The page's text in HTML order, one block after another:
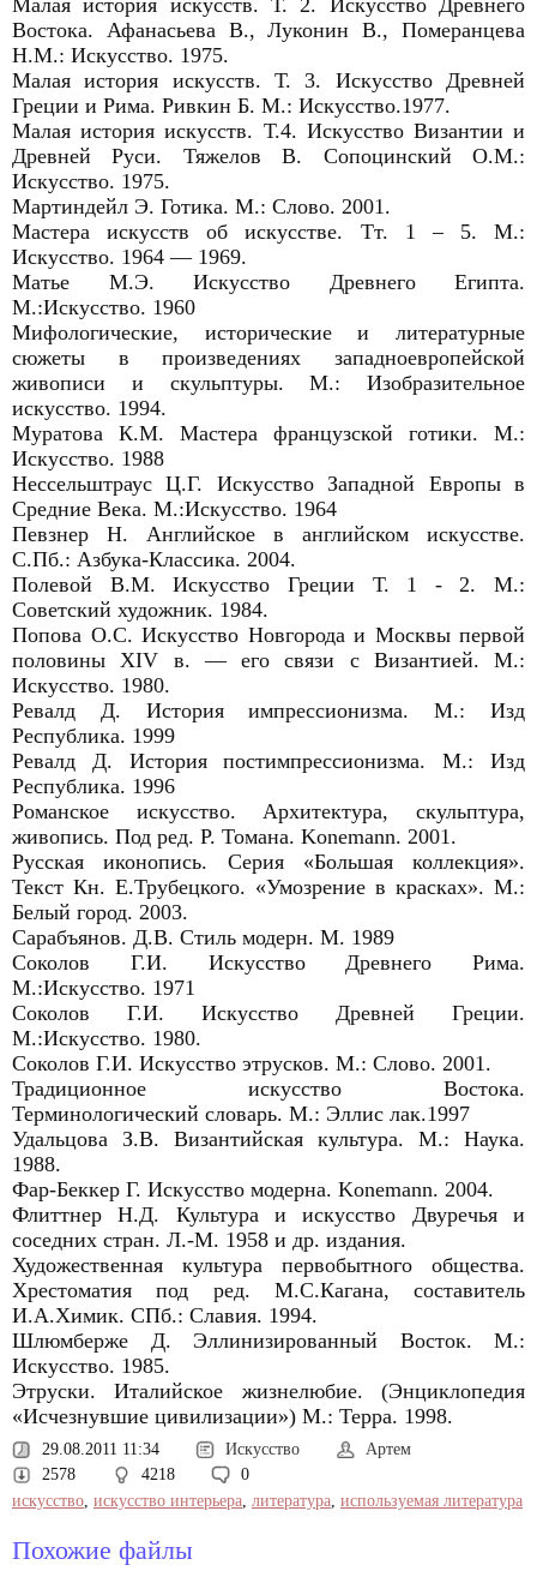
Малая история искусств. Т. 2. Искусство Древнего
Востока. Афанасьева В., Луконин В., Померанцева
Н.М.: Искусство. 1975.
Малая история искусств. Т. 3. Искусство Древней
Греции и Рима. Ривкин Б. М.: Искусство.1977.
Малая история искусств. Т.4. Искусство Византии и
Древней Руси. Тяжелов В. Сопоцинский О.М.:
Искусство. 1975.
Мартиндейл Э. Готика. М.: Слово. 2001.
Мастера искусств об искусстве. Тт. 1 – 5. М.:
Искусство. 1964 ― 1969.
Матье М.Э. Искусство Древнего Египта.
М.:Искусство. 1960
Мифологические, исторические и литературные
сюжеты в произведениях западноевропейской
живописи и скульптуры. М.: Изобразительное
искусство. 1994.
Муратова К.М. Мастера французской готики. М.:
Искусство. 1988
Нессельштраус Ц.Г. Искусство Западной Европы в
Средние Века. М.:Искусство. 1964
Певзнер Н. Английское в английском искусстве.
С.Пб.: Азбука-Классика. 2004.
Полевой В.М. Искусство Греции Т. 1 - 2. М.:
Советский художник. 1984.
Попова О.С. Искусство Новгорода и Москвы первой
половины XIV в. ― его связи с Византией. М.:
Искусство. 1980.
Ревалд Д. История импрессионизма. М.: Изд
Республика. 1999
Ревалд Д. История постимпрессионизма. М.: Изд
Республика. 1996
Романское искусство. Архитектура, скульптура,
живопись. Под ред. Р. Томана. Konemann. 2001.
Русская иконопись. Серия «Большая коллекция».
Текст Кн. Е.Трубецкого. «Умозрение в красках». М.:
Белый город. 2003.
Сарабъянов. Д.В. Стиль модерн. М. 1989
Соколов Г.И. Искусство Древнего Рима.
М.:Искусство. 1971
Соколов Г.И. Искусство Древней Греции.
М.:Искусство. 1980.
Соколов Г.И. Искусство этрусков. М.: Слово. 2001.
Традиционное искусство Востока.
Терминологический словарь. М.: Эллис лак.1997
Удальцова З.В. Византийская культура. М.: Наука.
1988.
Фар-Беккер Г. Искусство модерна. Konemann. 2004.
Флиттнер Н.Д. Культура и искусство Двуречья и
соседних стран. Л.-М. 1958 и др. издания.
Художественная культура первобытного общества.
Хрестоматия под ред. М.С.Кагана, составитель
И.А.Химик. СПб.: Славия. 1994.
Шлюмберже Д. Эллинизированный Восток. М.:
Искусство. 1985.
Этруски. Италийское жизнелюбие. (Энциклопедия
«Исчезнувшие цивилизации») М.: Терра. 1998.
29.08.2011 11:34 Искусство
Артем
2578
4218
0
искусство, искусство интерьера, литература, используемая литература
Похожие файлы